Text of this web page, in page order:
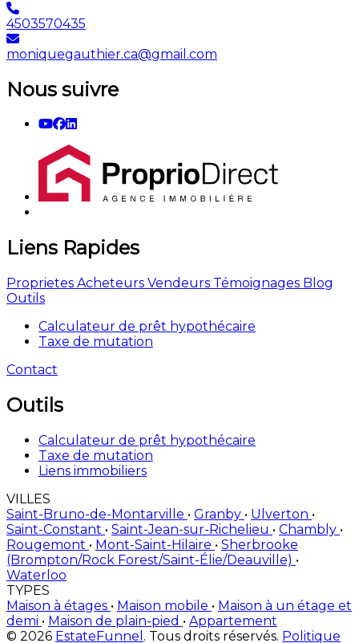
4503570435
moniquegauthier.ca@gmail.com
Nous suivre
Liens Rapides
Proprietes Acheteurs Vendeurs Témoignages Blog
Outils
Calculateur de prêt hypothécaire
Taxe de mutation
Contact
Outils
Calculateur de prêt hypothécaire
Taxe de mutation
Liens immobiliers
VILLES
Saint-Bruno-de-Montarville • Granby • Ulverton •
Saint-Constant • Saint-Jean-sur-Richelieu • Chambly •
Rougemont • Mont-Saint-Hilaire • Sherbrooke
(Brompton/Rock Forest/Saint-Élie/Deauville) •
Waterloo
TYPES
Maison à étages • Maison mobile • Maison à un étage et
demi • Maison de plain-pied • Appartement
© 2026 EstateFunnel . Tous droits réservés. Politique